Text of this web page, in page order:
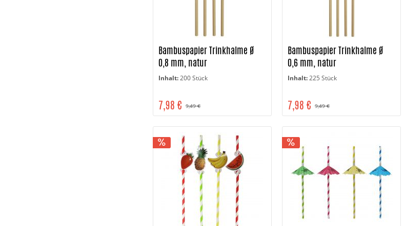
Bambuspapier Trinkhalme Ø
0,8 mm, natur
Inhalt:200 Stück
9,49 €
7,98 €
Bambuspapier Trinkhalme Ø
0,6 mm, natur
Inhalt:225 Stück
9,49 €
7,98 €